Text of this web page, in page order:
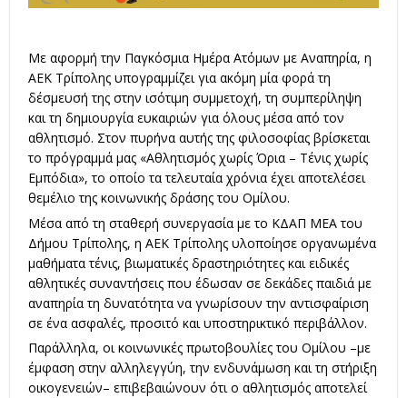
Με αφορμή την Παγκόσμια Ημέρα Ατόμων με Αναπηρία, η
ΑΕΚ Τρίπολης υπογραμμίζει για ακόμη μία φορά τη
δέσμευσή της στην ισότιμη συμμετοχή, τη συμπερίληψη
και τη δημιουργία ευκαιριών για όλους μέσα από τον
αθλητισμό. Στον πυρήνα αυτής της φιλοσοφίας βρίσκεται
το πρόγραμμά μας «Αθλητισμός χωρίς Όρια – Τένις χωρίς
Εμπόδια», το οποίο τα τελευταία χρόνια έχει αποτελέσει
θεμέλιο της κοινωνικής δράσης του Ομίλου.
Μέσα από τη σταθερή συνεργασία με το ΚΔΑΠ ΜΕΑ του
Δήμου Τρίπολης, η ΑΕΚ Τρίπολης υλοποίησε οργανωμένα
μαθήματα τένις, βιωματικές δραστηριότητες και ειδικές
αθλητικές συναντήσεις που έδωσαν σε δεκάδες παιδιά με
αναπηρία τη δυνατότητα να γνωρίσουν την αντισφαίριση
σε ένα ασφαλές, προσιτό και υποστηρικτικό περιβάλλον.
Παράλληλα, οι κοινωνικές πρωτοβουλίες του Ομίλου –με
έμφαση στην αλληλεγγύη, την ενδυνάμωση και τη στήριξη
οικογενειών– επιβεβαιώνουν ότι ο αθλητισμός αποτελεί